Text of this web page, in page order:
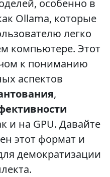
особенно в
Ollama, которые
легко
компьютере. Этот
к пониманию
аспектов
,
и на GPU. Давайте
этот формат и
демократизации